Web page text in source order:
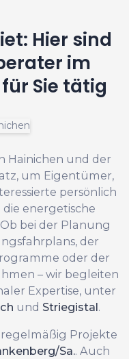
Hier sind
im
Sie tätig
Hainichen und der
um Eigentümer,
persönlich
energetische
bei der Planung
der
oder der
– wir begleiten
Expertise, unter
und Striegistal.
Projekte
Sa.. Auch